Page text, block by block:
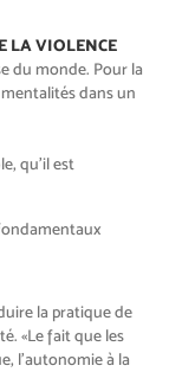
LA VIOLENCE
du monde. Pour la
dans un
qu’il est
la pratique de
«Le fait que les
l’autonomie à la